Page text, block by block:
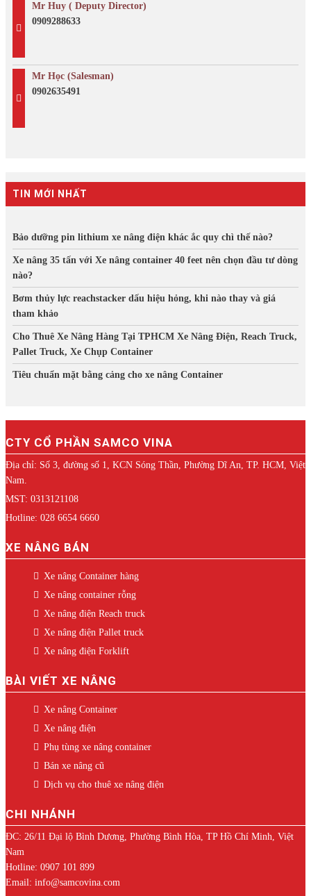
Mr Huy ( Deputy Director)
0909288633
Mr Học (Salesman)
0902635491
TIN MỚI NHẤT
Bảo dưỡng pin lithium xe nâng điện khác ắc quy chì thế nào?
Xe nâng 35 tấn với Xe nâng container 40 feet nên chọn đầu tư dòng
nào?
Bơm thủy lực reachstacker dấu hiệu hỏng, khi nào thay và giá
tham khảo
Cho Thuê Xe Nâng Hàng Tại TPHCM Xe Nâng Điện, Reach Truck,
Pallet Truck, Xe Chụp Container
Tiêu chuẩn mặt bằng cảng cho xe nâng Container
CTY CỔ PHẦN SAMCO VINA
Địa chỉ: Số 3, đường số 1, KCN Sóng Thần, Phường Dĩ An, TP. HCM, Việt
Nam.
MST: 0313121108
Hotline: 028 6654 6660
XE NÂNG BÁN
Xe nâng Container hàng
Xe nâng container rỗng
Xe nâng điện Reach truck
Xe nâng điện Pallet truck
Xe nâng điện Forklift
BÀI VIẾT XE NÂNG
Xe nâng Container
Xe nâng điện
Phụ tùng xe nâng container
Bán xe nâng cũ
Dịch vụ cho thuê xe nâng điện
CHI NHÁNH
ĐC: 26/11 Đại lộ Bình Dương, Phường Bình Hòa, TP Hồ Chí Minh, Việt
Nam
Hotline: 0907 101 899
Email: info@samcovina.com